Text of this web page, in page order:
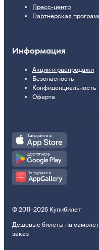
Пресс-центр
Партнерская
Информация
Акции и распродажи
Безопасность
Конфиденциальность
Оферта
© 2011–2026 Купибилет
Дешевые билеты на
заказ